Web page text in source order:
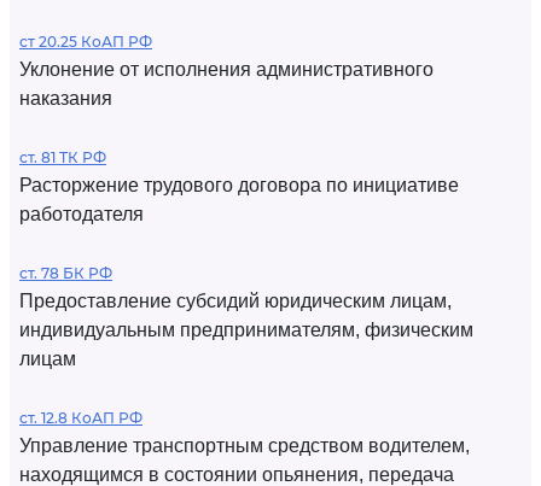
ст 20.25 КоАП РФ
Уклонение от исполнения административного
наказания
ст. 81 ТК РФ
Расторжение трудового договора по инициативе
работодателя
ст. 78 БК РФ
Предоставление субсидий юридическим лицам,
индивидуальным предпринимателям, физическим
лицам
ст. 12.8 КоАП РФ
Управление транспортным средством водителем,
находящимся в состоянии опьянения, передача